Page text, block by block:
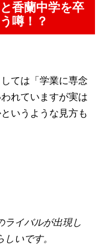
香蘭中学を卒
噂！？
ては「学業に専念
れていますが実は
いうような見方も
ライバルが出現し
いです。